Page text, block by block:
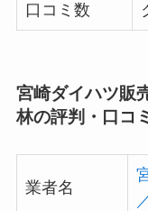
口コミ数
宮崎ダイハツ販
林の評判・口コ
業者名